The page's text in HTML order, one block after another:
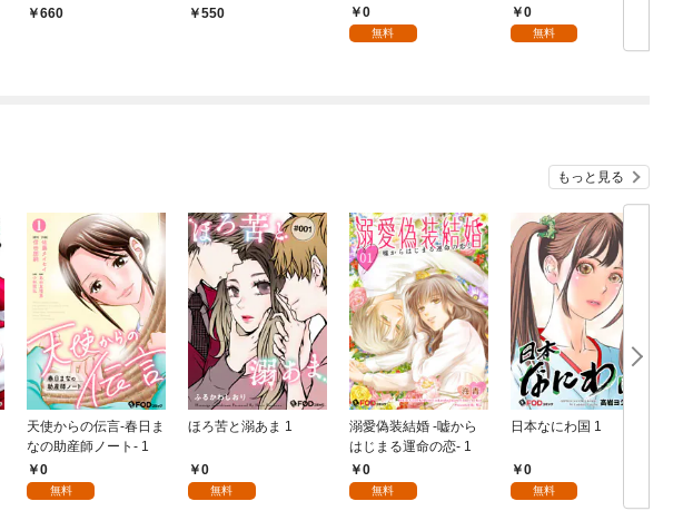
人契約～ 単行本版 1
660 550
0
無料
0
無料
もっと見る
天使からの伝言-春日ま
なの助産師ノート- 1
0
無料
ほろ苦と溺あま 1
0
無料
溺愛偽装結婚 -嘘から
はじまる運命の恋- 1
0
無料
日本なにわ国 1
0
無料